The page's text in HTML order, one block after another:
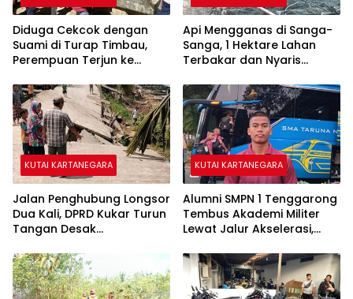
Diduga Cekcok dengan
Suami di Turap Timbau,
Perempuan Terjun ke
Api Mengganas di Sanga-
Sanga, 1 Hektare Lahan
Terbakar dan Nyaris
KUTAI KARTANEGARA
Jalan Penghubung Longsor
Dua Kali, DPRD Kukar Turun
Tangan Desak
KUTAI KARTANEGARA
Alumni SMPN 1 Tenggarong
Tembus Akademi Militer
Lewat Jalur Akselerasi,